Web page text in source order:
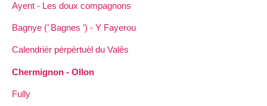
Ayent - Les doux compagnons
Bagnye (’ Bagnes ’) - Y Fayerou
Calendriér pèrpèrtuèl du Valês
Chermignon - Ollon
Fully